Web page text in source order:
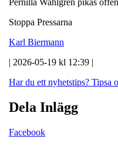
Stoppa Pressarna
Karl Biermann
| 2026-05-19 kl 12:39 |
Har du ett nyhetstips? Tipsa
Dela Inlägg
Facebook